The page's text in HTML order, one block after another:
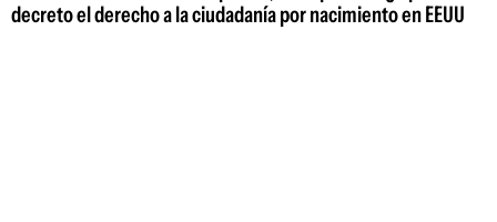
decreto el derecho a la ciudadanía por nacimiento en EEUU